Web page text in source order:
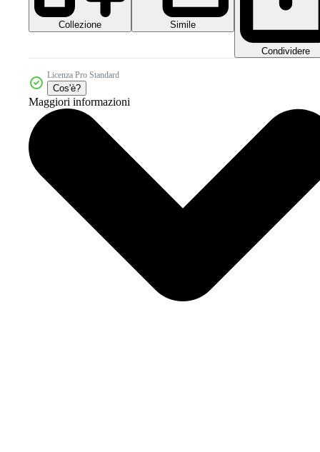
Collezione Simile
Condividere
Licenza Pro Standard
Cos'è?
Maggiori informazioni